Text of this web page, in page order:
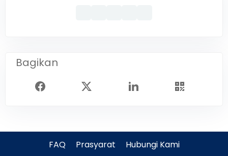
Bagikan
FAQ Prasyarat Hubungi Kami